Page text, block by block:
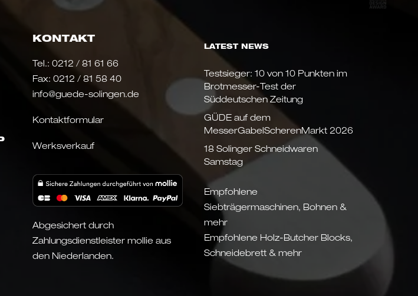
KONTAKT
Tel.: 0212 / 81 61 66
Fax: 0212 / 81 58 40
info@guede-solingen.de
Kontaktformular
Werksverkauf
Abgesichert durch
Zahlungsdienstleister mollie aus
den Niederlanden.
LATEST NEWS
Testsieger: 10 von 10 Punkten im
Brotmesser-Test der
Süddeutschen Zeitung
GÜDE auf dem
MesserGabelScherenMarkt 2026
18 Solinger Schneidwaren
Samstag
Empfohlene
Siebträgermaschinen, Bohnen &
mehr
Empfohlene Holz-Butcher Blocks,
Schneidebrett & mehr